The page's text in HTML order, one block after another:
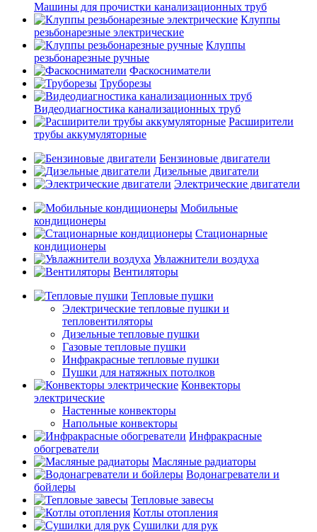
Машины для прочистки канализационных труб
Клуппы
резьбонарезные электрические
Клуппы
резьбонарезные ручные
Фаскосниматели
Труборезы
Видеодиагностика канализационных труб
Расширители
трубы аккумуляторные
Бензиновые двигатели
Дизельные двигатели
Электрические двигатели
Мобильные
кондиционеры
Стационарные
кондиционеры
Увлажнители воздуха
Вентиляторы
Тепловые пушки
Электрические тепловые пушки и
тепловентиляторы
Дизельные тепловые пушки
Газовые тепловые пушки
Инфракрасные тепловые пушки
Пушки для натяжных потолков
Конвекторы
электрические
Настенные конвекторы
Напольные конвекторы
Инфракрасные
обогреватели
Масляные радиаторы
Водонагреватели и
бойлеры
Тепловые завесы
Котлы отопления
Сушилки для рук